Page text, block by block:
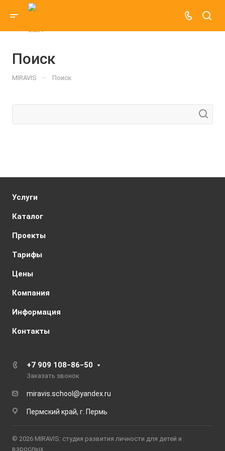
Поиск
MIRAVIS — Поиск
Услуги
Каталог
Проекты
Тарифы
Цены
Компания
Информация
Контакты
+7 909 108‒86‒50
Заказать звонок
miravis.school@yandex.ru
Пермский край, г. Пермь
© 2026 MIRAVIS: студия развития личности для детей и
взрослых